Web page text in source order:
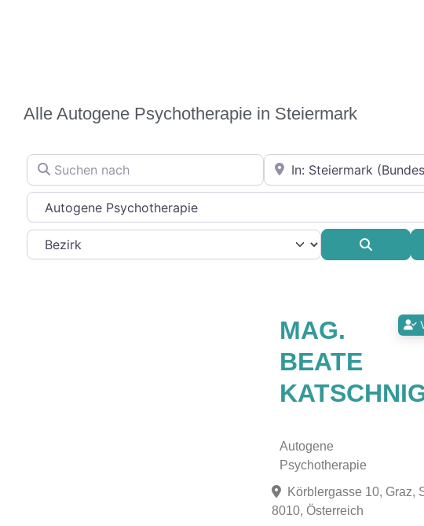
Alle Autogene Psychotherapie in Steiermark
Suchen nach In der Nähe
Therapierichtung
Favorit
MAG.
BEATE
Autogene
Psychotherapie
Körblergasse 10, Graz,
8010, Österreich